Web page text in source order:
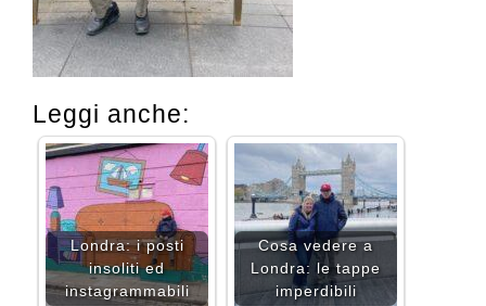
Leggi anche:
Londra: i posti
insoliti ed
instagrammabili
Cosa vedere a
Londra: le tappe
imperdibili